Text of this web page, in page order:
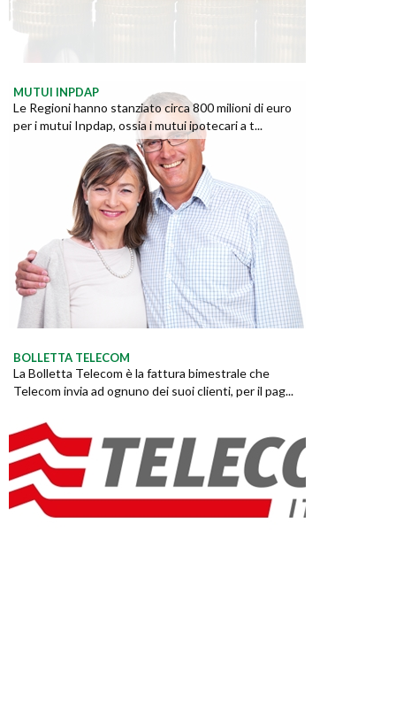
MUTUI INPDAP
Le Regioni hanno stanziato circa 800 milioni di euro
per i mutui Inpdap, ossia i mutui ipotecari a t...
BOLLETTA TELECOM
La Bolletta Telecom è la fattura bimestrale che
Telecom invia ad ognuno dei suoi clienti, per il pag...